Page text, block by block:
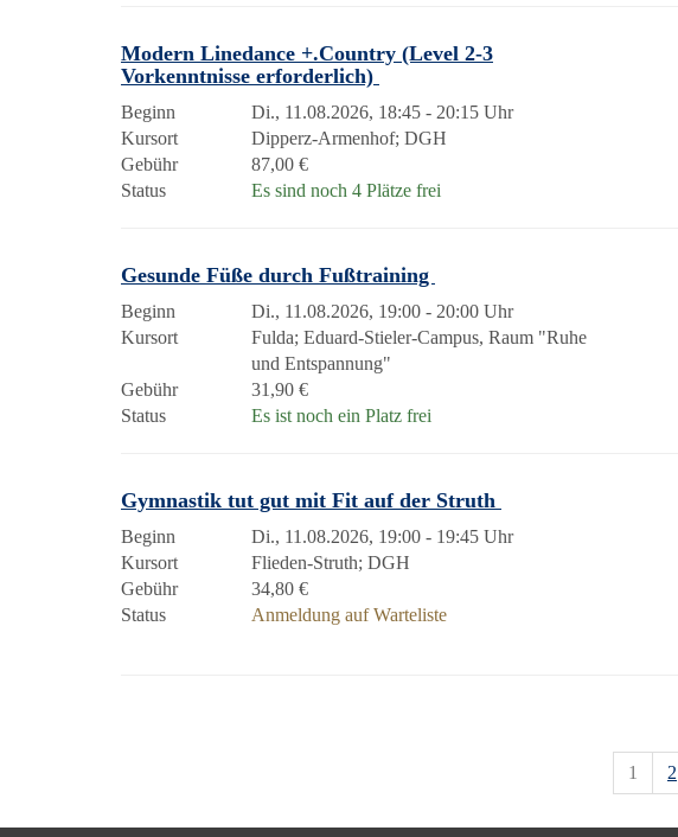
Modern Linedance +.Country (Level 2-3
Vorkenntnisse erforderlich)
Beginn
Di., 11.08.2026, 18:45 - 20:15 Uhr
Kursort
Dipperz-Armenhof; DGH
Gebühr
87,00 €
Status
Es sind noch 4 Plätze frei
Gesunde Füße durch Fußtraining
Beginn
Di., 11.08.2026, 19:00 - 20:00 Uhr
Kursort
Fulda; Eduard-Stieler-Campus, Raum "Ruhe
und Entspannung"
Gebühr
31,90 €
Status
Es ist noch ein Platz frei
Gymnastik tut gut mit Fit auf der Struth
Beginn
Di., 11.08.2026, 19:00 - 19:45 Uhr
Kursort
Flieden-Struth; DGH
Gebühr
34,80 €
Status
Anmeldung auf Warteliste
1 2